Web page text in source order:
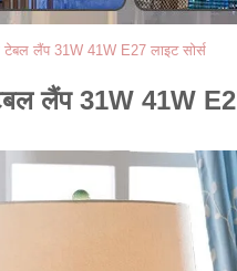
टेबल लैंप 31W 41W E27 लाइट सोर्स
लैंप 31W 41W